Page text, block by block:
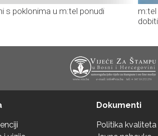
s poklonima u m:tel ponudi
Dokumenti
Politika kvaliteta